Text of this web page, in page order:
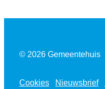
© 2026 Gemeentehuis
Cookies Nieuwsbrief